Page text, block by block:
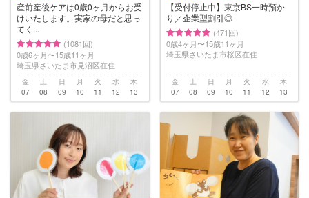
産前産後ケアは0歳0ヶ月からお受
けいたします。実家の母だと思っ
てく...
(1081回)
0歳6ヶ月〜15歳11ヶ月
埼玉県さいたま市見沼区在住
金
07
土
08
日
09
月
10
火
11
水
12
木
13
【受付停止中】東京BS一時預か
り／企業型割引◎
(471回)
0歳4ヶ月〜15歳11ヶ月
埼玉県さいたま市桜区在住
金
07
土
08
日
09
月
10
火
11
水
12
木
13